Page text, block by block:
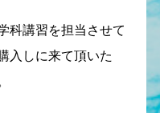
科講習を担当させて
入しに来て頂いた